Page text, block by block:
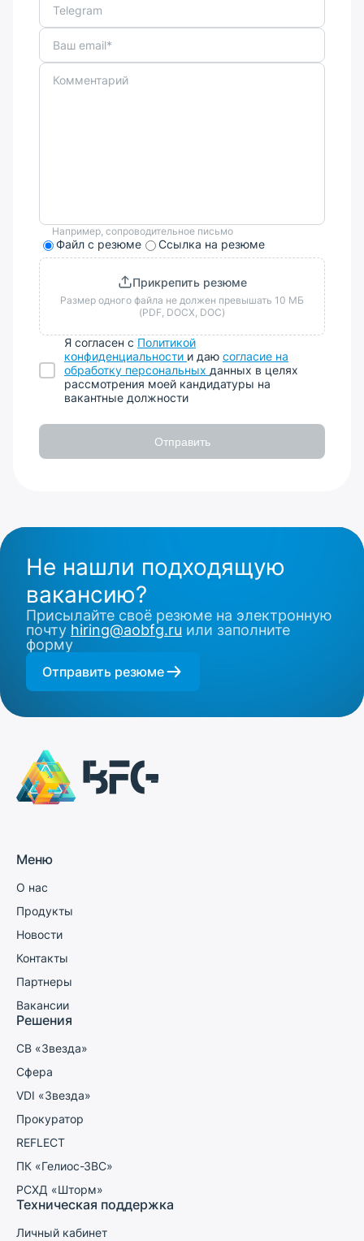
Например, сопроводительное письмо
Файл с резюме Ссылка на резюме
Прикрепить резюме
Размер одного файла не должен превышать 10 МБ
(PDF, DOCX, DOC)
Я согласен с Политикой
конфиденциальности и даю согласие на
обработку персональных данных в целях
рассмотрения моей кандидатуры на
вакантные должности
Отправить
Не нашли подходящую
вакансию?
Присылайте своё резюме на электронную
почту hiring@aobfg.ru или заполните
форму
Отправить резюме
Меню
О нас
Продукты
Новости
Контакты
Партнеры
Вакансии
Решения
СВ «Звезда»
Сфера
VDI «Звезда»
Прокуратор
REFLECT
ПК «Гелиос-ЗВС»
РСХД «Шторм»
Техническая поддержка
Личный кабинет